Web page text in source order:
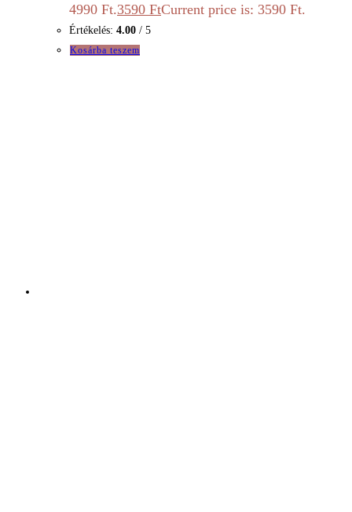
4990 Ft.3590 FtCurrent price is: 3590 Ft.
Értékelés: 4.00 / 5
Kosárba teszem